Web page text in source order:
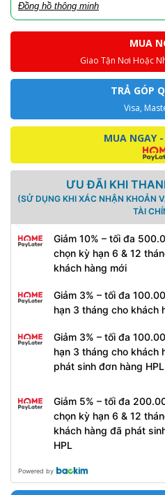
Đồng hồ thông minh
MUA
Giao Tận Nơi Hoặc
TRẢ GÓP
Visa,
MUA NGAY
ƯU ĐÃI KHI
(SỬ DỤNG KHI XÁC NHẬN KHOẢN
TÀI
Giảm 10% – tối đa
chọn kỳ hạn 6 & 12
khách hàng mới
Giảm 3% – tối đa
hạn 3 tháng cho khách
Giảm 3% – tối đa
hạn 3 tháng cho khách
phát sinh đơn hàng HPL
Giảm 5% – tối đa
chọn kỳ hạn 6 & 12
khách hàng đã phát
HPL
Powered by